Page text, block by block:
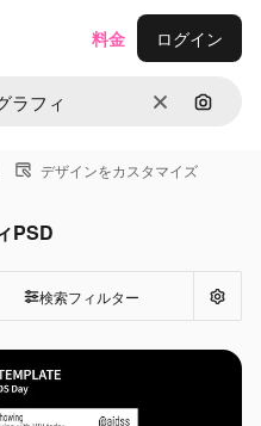
消去 画像で
料金 ログイン
デザインをカスタマイズ
PSD
検索フィルター